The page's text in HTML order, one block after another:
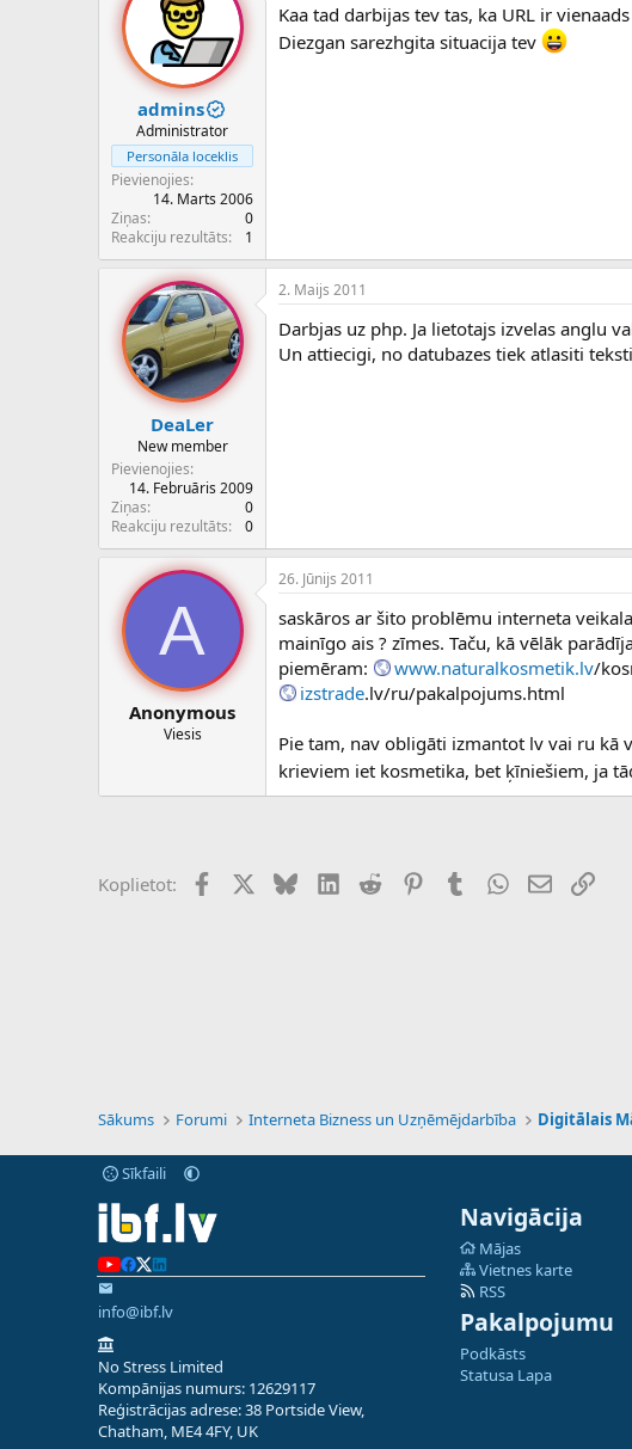
admins
Administrator
Personāla loceklis
Pievienojies
14. Marts 2006
Ziņas
0
Reakciju rezultāts
1
Kaa tad darbijas tev tas, ka URL ir
Diezgan sarezhgita situacija tev
DeaLer
New member
Pievienojies
14. Februāris 2009
Ziņas
0
Reakciju rezultāts
0
2. Maijs 2011
Darbjas uz php. Ja lietotajs izvelas anglu
Un attiecigi, no datubazes tiek atlasiti
A
Anonymous
Viesis
26. Jūnijs 2011
saskāros ar šito problēmu interneta
mainīgo ais ? zīmes. Taču, kā vēlāk
piemēram:
www.naturalkosmetik.lv/
izstrade.lv/ru/pakalpojums.html
Pie tam, nav obligāti izmantot lv vai ru kā
krieviem iet kosmetika, bet ķīniešiem, ja
Koplietot: FacebookX (Twitter)
BlueskyLinkedIn
Reddit PinterestTumblrWhatsApp
E-pastsSaiti
Sākums Forumi Interneta Bizness un Uzņēmējdarbība
Sīkfaili
info@ibf.lv
No Stress Limited
Kompānijas numurs: 12629117
Reģistrācijas adrese: 38 Portside View,
Chatham, ME4 4FY, UK
Navigācija
Mājas
Vietnes karte
RSS
Pakalpojumu
Podkāsts
Statusa Lapa